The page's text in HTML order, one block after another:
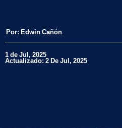
Por: Edwin Cañón
1 de Jul, 2025
Actualizado: 2 De Jul, 2025